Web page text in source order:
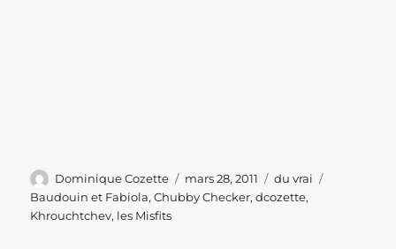
Auteur
Dominique Cozette
Publié
le
mars 28, 2011 Catégories
du vrai
Baudouin et Fabiola,Chubby Checker,dcozette,
Khrouchtchev, les Misfits